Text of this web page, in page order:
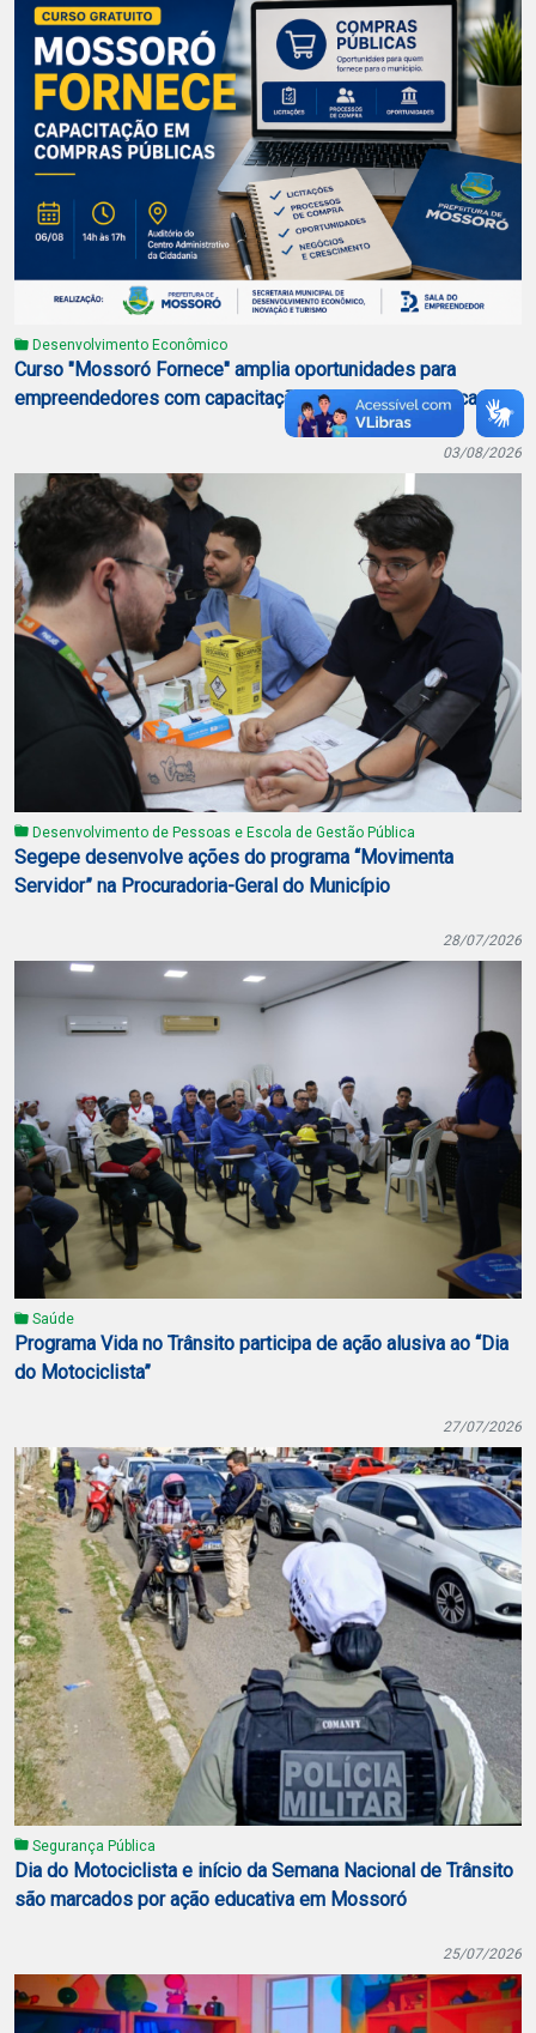
Desenvolvimento Econômico
Curso "Mossoró Fornece" amplia oportunidades para
empreendedores com capacitação em compras públicas
03/08/2026
Desenvolvimento de Pessoas e Escola de Gestão Pública
Segepe desenvolve ações do programa “Movimenta
Servidor” na Procuradoria-Geral do Município
28/07/2026
Saúde
Programa Vida no Trânsito participa de ação alusiva ao “Dia
do Motociclista”
27/07/2026
Segurança Pública
Dia do Motociclista e início da Semana Nacional de Trânsito
são marcados por ação educativa em Mossoró
25/07/2026